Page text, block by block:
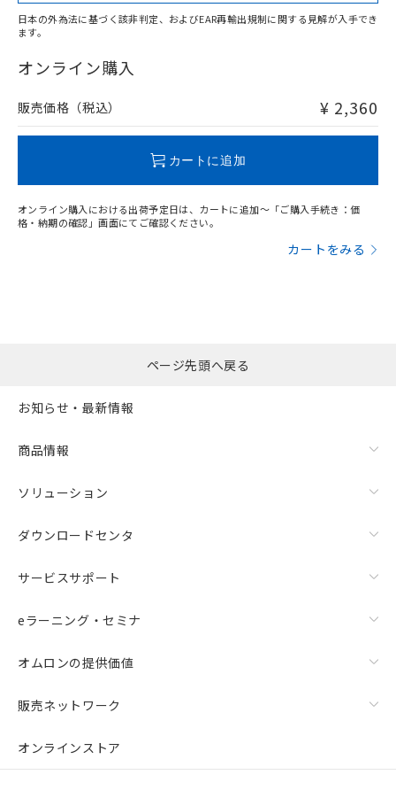
在庫等で未対応品が混在する可能性があります。
問い合わせください。
日本の外為法に基づく該非判定、およびEAR再輸出規制に関する見解が入手でき
ます。
オンライン購入
販売価格（税込） ¥ 2,360
カートに追加
オンライン購入における出荷予定日は、カートに追加～「ご購入手続き：価
格・納期の確認」画面にてご確認ください。
カートをみる
ページ先頭へ戻る
お知らせ・最新情報
商品情報
ソリューション
ダウンロードセンタ
サービスサポート
eラーニング・セミナ
オムロンの提供価値
販売ネットワーク
オンラインストア